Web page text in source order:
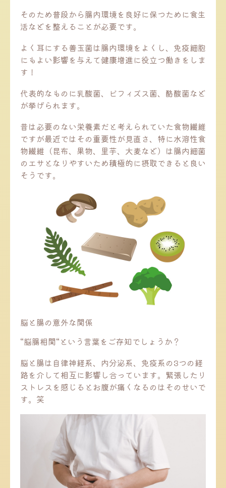
そのため普段から腸内環境を良好に保つために食生
活などを整えることが必要です。
よく耳にする善玉菌は腸内環境をよくし、免疫細胞
にもよい影響を与えて健康増進に役立つ働きをしま
す！
代表的なものに乳酸菌、ビフィズス菌、酪酸菌など
が挙げられます。
昔は必要のない栄養素だと考えられていた食物繊維
ですが最近ではその重要性が見直さ、特に水溶性食
物繊維（昆布、果物、里芋、大麦など）は腸内細菌
のエサとなりやすいため積極的に摂取できると良い
そうです。
脳と腸の意外な関係
“脳腸相関“という言葉をご存知でしょうか？
脳と腸は自律神経系、内分泌系、免疫系の3つの経
路を介して相互に影響し合っています。緊張したり
ストレスを感じるとお腹が痛くなるのはそのせいで
す。笑